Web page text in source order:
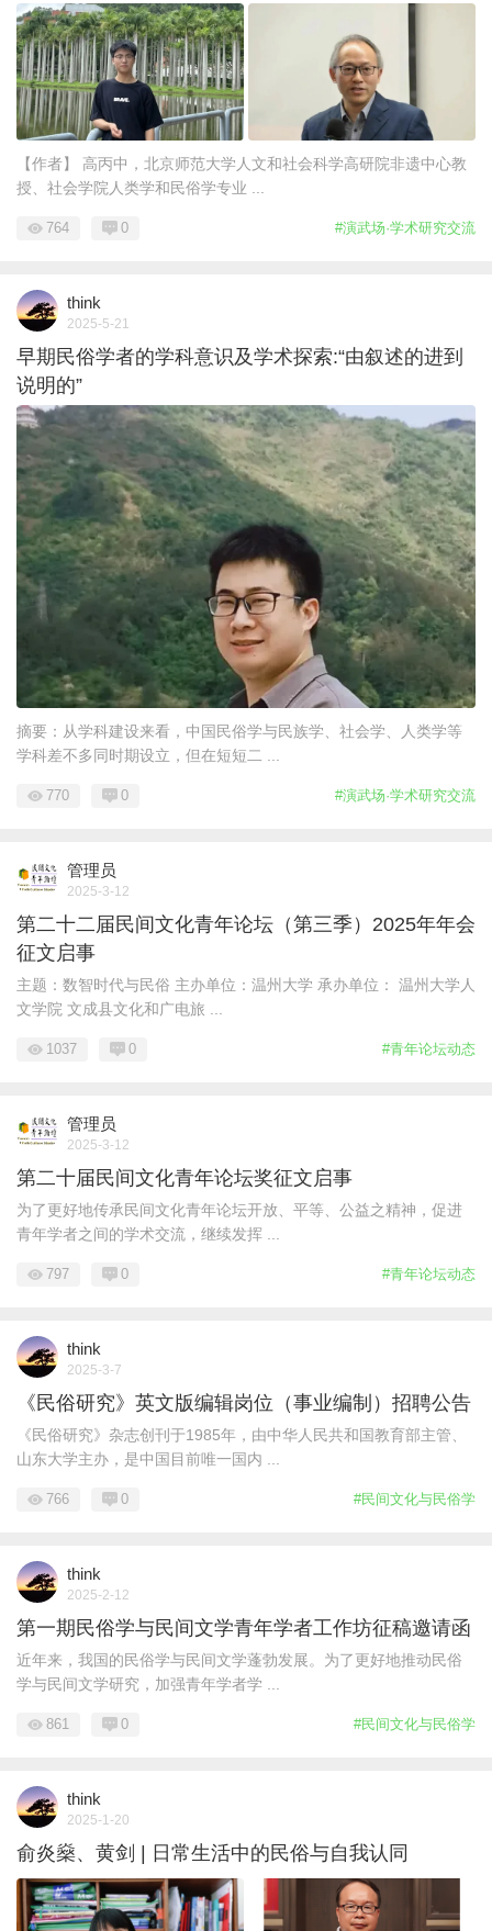
【作者】 高丙中，北京师范大学人文和社会科学高研院非遗中心教
授、社会学院人类学和民俗学专业 ...
#演武场·学术研究交流
764 0
think
2025-5-21
早期民俗学者的学科意识及学术探索:“由叙述的进到
说明的”
摘要：从学科建设来看，中国民俗学与民族学、社会学、人类学等
学科差不多同时期设立，但在短短二 ...
#演武场·学术研究交流
770 0
管理员
2025-3-12
第二十二届民间文化青年论坛（第三季）2025年年会
征文启事
主题：数智时代与民俗 主办单位：温州大学 承办单位： 温州大学人
文学院 文成县文化和广电旅 ...
#青年论坛动态
1037 0
管理员
2025-3-12
第二十届民间文化青年论坛奖征文启事
为了更好地传承民间文化青年论坛开放、平等、公益之精神，促进
青年学者之间的学术交流，继续发挥 ...
#青年论坛动态
797 0
think
2025-3-7
《民俗研究》英文版编辑岗位（事业编制）招聘公告
《民俗研究》杂志创刊于1985年，由中华人民共和国教育部主管、
山东大学主办，是中国目前唯一国内 ...
#民间文化与民俗学
766 0
think
2025-2-12
第一期民俗学与民间文学青年学者工作坊征稿邀请函
近年来，我国的民俗学与民间文学蓬勃发展。为了更好地推动民俗
学与民间文学研究，加强青年学者学 ...
#民间文化与民俗学
861 0
think
2025-1-20
俞炎燊、黄剑 | 日常生活中的民俗与自我认同